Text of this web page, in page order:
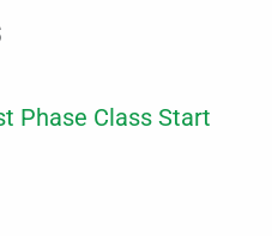
Phase Class Start